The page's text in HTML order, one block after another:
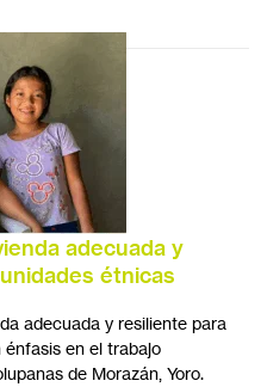
adecuada y
étnicas
adecuada y resiliente para
énfasis en el trabajo
de Morazán, Yoro.